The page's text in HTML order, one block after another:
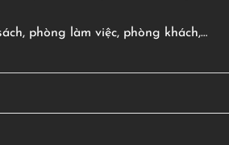
phòng làm việc, phòng khách,…